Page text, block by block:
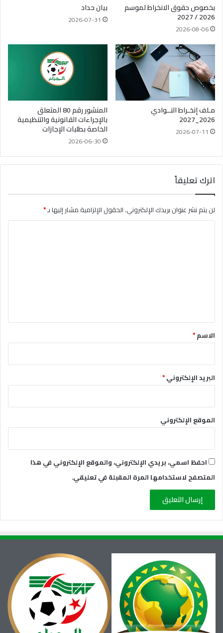
بخصوص حقوق الانخراط لموسم
2026 / 2027
2026-08-06
بيان حداد
2026-07-31
مـلف إنخـراط النــوادي
2026_2027
2026-07-11
المنشور رقم 80 المتعلق
بالإجراءات القانونية والتنظيمية
الخاصة بطلبات الإجازات
2026-06-30
اترك تعليقاً
لن يتم نشر عنوان بريدك الإلكتروني.الحقول الإلزامية مشار إليها بـ*
*الاسم*
البريد الإلكتروني*
الموقع الإلكتروني
احفظ اسمي، بريدي الإلكتروني، والموقع الإلكتروني في هذا
المتصفح لاستخدامها المرة المقبلة في تعليقي.